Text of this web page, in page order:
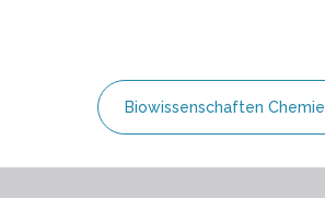
Biowissenschaften Chemie